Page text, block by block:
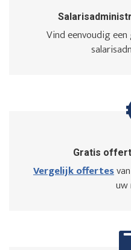
Vind eenvoudig
Gratis
Vergelijk offertes
uw